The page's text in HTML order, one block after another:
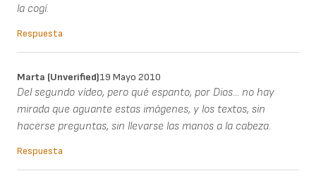
la cogí.
Respuesta
Marta (unverified)19 Mayo 2010
Del segundo vídeo, pero qué espanto, por Dios... no hay
mirada que aguante estas imágenes, y los textos, sin
hacerse preguntas, sin llevarse las manos a la cabeza.
Respuesta